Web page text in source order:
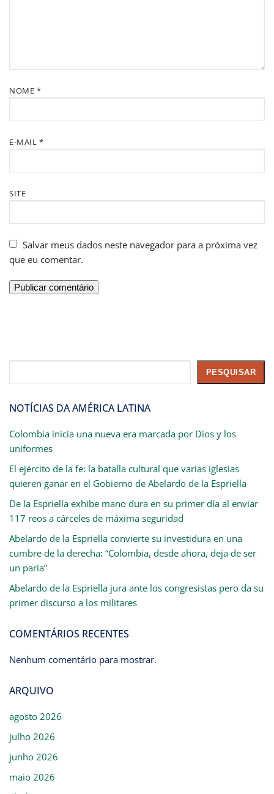
NOME *
E-MAIL *
SITE
Salvar meus dados neste navegador para a próxima vez
que eu comentar.
PESQUISAR
NOTÍCIAS DA AMÉRICA LATINA
Colombia inicia una nueva era marcada por Dios y los
uniformes
El ejército de la fe: la batalla cultural que varias iglesias
quieren ganar en el Gobierno de Abelardo de la Espriella
De la Espriella exhibe mano dura en su primer día al enviar
117 reos a cárceles de máxima seguridad
Abelardo de la Espriella convierte su investidura en una
cumbre de la derecha: “Colombia, desde ahora, deja de ser
un paria”
Abelardo de la Espriella jura ante los congresistas pero da su
primer discurso a los militares
COMENTÁRIOS RECENTES
Nenhum comentário para mostrar.
ARQUIVO
agosto 2026
julho 2026
junho 2026
maio 2026